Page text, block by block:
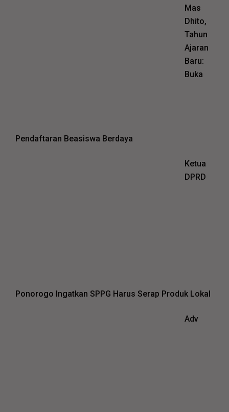
Mas
Dhito,
Tahun
Ajaran
Baru:
Buka
Pendaftaran Beasiswa Berdaya
Ketua
DPRD
Ponorogo Ingatkan SPPG Harus Serap Produk Lokal
Adv